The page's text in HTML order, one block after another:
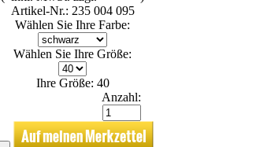
Artikel-Nr.: 235 004 095
Wählen Sie Ihre Farbe:
Wählen Sie Ihre Größe:
Ihre Größe: 40
Anzahl: